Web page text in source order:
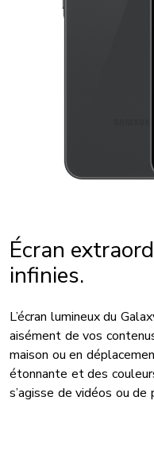
Écran
infinies.
L’écran lumineux du
aisément de vos
maison ou en
étonnante et des
s’agisse de vidéos ou de